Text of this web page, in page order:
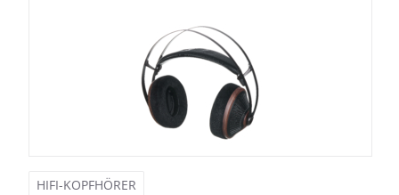
HIFI-KOPFHÖRER